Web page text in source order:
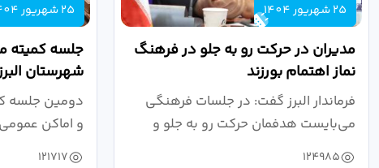
25 شهریور 1404
مدیران در حرکت رو به جلو در فرهنگ
نماز اهتمام بورزند
فرماندار البرز گفت: در جلسات فرهنگی
می‌بایست هدفمان حرکت رو به جلو و
دستیابی...
124985
25 شهریور 1404
جلسه کمیته
شهرستان
دومین جلسه
و اماکن
۱۴۰۴ به...
121717